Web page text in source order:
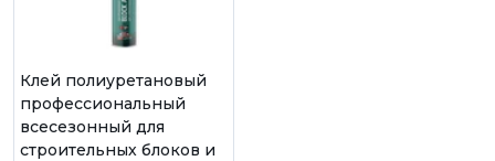
Клей полиуретановый
профессиональный
всесезонный для
строительных блоков и